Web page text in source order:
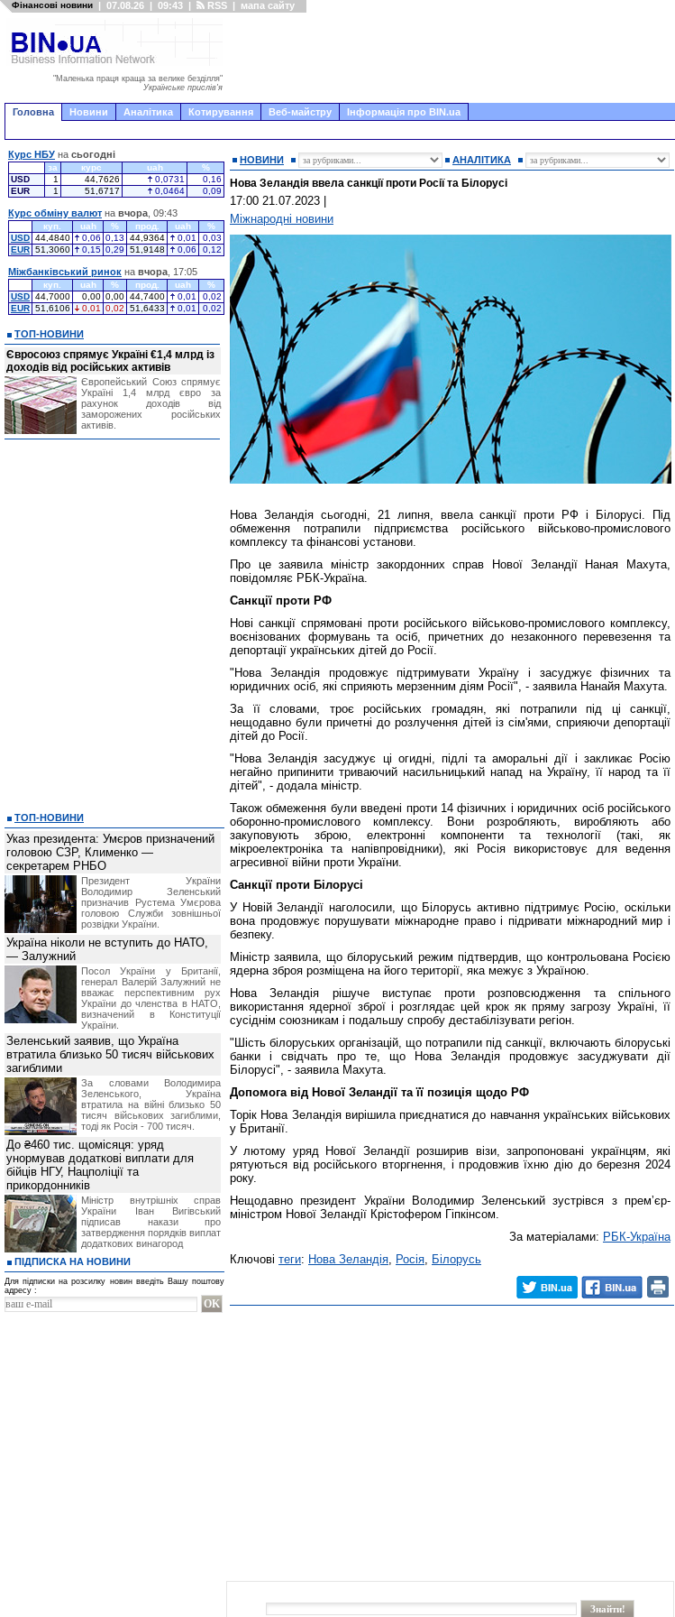
Фінансові новини | 07.08.26 | 09:43 | RSS | мапа сайту
"Маленька праця краща за велике безділля"
Українське прислів'я
Головна Новини Аналітика Котирування Веб-майстру Інформація про BIN.ua
НОВИНИ АНАЛІТИКА
Нова Зеландія ввела санкції проти Росії та Білорусі
17:00 21.07.2023
Міжнародні новини
Нова Зеландія сьогодні, 21 липня, ввела санкції проти РФ і Білорусі. Під
обмеження потрапили підприємства російського військово-промислового
комплексу та фінансові установи.
Про це заявила міністр закордонних справ Нової Зеландії Наная Махута,
повідомляє РБК-Україна.
Санкції проти РФ
Нові санкції спрямовані проти російського військово-промислового комплексу,
воєнізованих формувань та осіб, причетних до незаконного перевезення та
депортації українських дітей до Росії.
"Нова Зеландія продовжує підтримувати Україну і засуджує фізичних та
юридичних осіб, які сприяють мерзенним діям Росії", - заявила Нанайя Махута.
За її словами, троє російських громадян, які потрапили під ці санкції,
нещодавно були причетні до розлучення дітей із сім'ями, сприяючи депортації
дітей до Росії.
"Нова Зеландія засуджує ці огидні, підлі та аморальні дії і закликає Росію
негайно припинити триваючий насильницький напад на Україну, її народ та її
дітей", - додала міністр.
Також обмеження були введені проти 14 фізичних і юридичних осіб російського
оборонно-промислового комплексу. Вони розробляють, виробляють або
закуповують зброю, електронні компоненти та технології (такі, як
мікроелектроніка та напівпровідники), які Росія використовує для ведення
агресивної війни проти України.
Санкції проти Білорусі
У Новій Зеландії наголосили, що Білорусь активно підтримує Росію, оскільки
вона продовжує порушувати міжнародне право і підривати міжнародний мир і
безпеку.
Міністр заявила, що білоруський режим підтвердив, що контрольована Росією
ядерна зброя розміщена на його території, яка межує з Україною.
Нова Зеландія рішуче виступає проти розповсюдження та спільного
використання ядерної зброї і розглядає цей крок як пряму загрозу Україні, її
сусіднім союзникам і подальшу спробу дестабілізувати регіон.
"Шість білоруських організацій, що потрапили під санкції, включають білоруські
банки і свідчать про те, що Нова Зеландія продовжує засуджувати дії
Білорусі", - заявила Махута.
Допомога від Нової Зеландії та її позиція щодо РФ
Торік Нова Зеландія вирішила приєднатися до навчання українських військових
у Британії.
У лютому уряд Нової Зеландії розширив візи, запропоновані українцям, які
рятуються від російського вторгнення, і продовжив їхню дію до березня 2024
року.
Нещодавно президент України Володимир Зеленський зустрівся з премʼєр-
міністром Нової Зеландії Крістофером Гіпкінсом.
За матеріалами: РБК-Україна
Ключові теги: Нова Зеландія, Росія, Білорусь
Курс НБУ на сьогодні
за курс uah
%
USD
1 44,7626 0,0731
0,16
EUR
1 51,6717 0,0464 0,09
Курс обміну валют на вчора , 09:43
куп. uah % прод. uah
%
USD 44,4840 0,06 0,13 44,9364 0,01
0,03
EUR 51,3060 0,15 0,29 51,9148 0,06 0,12
Міжбанківський ринок на вчора , 17:05
куп. uah % прод. uah
%
USD 44,7000 0,00 0,00 44,7400 0,01
0,02
EUR 51,6106 0,01 0,02 51,6433 0,01 0,02
ТОП-НОВИНИ
Євросоюз спрямує Україні €1,4 млрд із
доходів від російських активів
Європейський Союз спрямує
Україні 1,4 млрд євро за
рахунок доходів від
заморожених російських
активів.
ТОП-НОВИНИ
Указ президента: Умєров призначений
головою СЗР, Клименко —
секретарем РНБО
Президент України
Володимир Зеленський
призначив Pустема Умєрова
головою Служби зовнішньої
розвідки України.
Україна ніколи не вступить до НАТО,
— Залужний
Посол України у Британії,
генерал Валерій Залужний не
вважає перспективним рух
України до членства в НАТО,
визначений в Конституції
України.
Зеленський заявив, що Україна
втратила близько 50 тисяч військових
загиблими
За словами Володимира
Зеленського, Україна
втратила на війні близько 50
тисяч військових загиблими,
тоді як Росія - 700 тисяч.
До ₴460 тис. щомісяця: уряд
унормував додаткові виплати для
бійців НГУ, Нацполіції та
прикордонників
Міністр внутрішніх справ
України Іван Вигівський
підписав накази про
затвердження порядків виплат
додаткових винагород
ПІДПИСКА НА НОВИНИ
Для підписки на розсилку новин введіть Вашу поштову
адресу :